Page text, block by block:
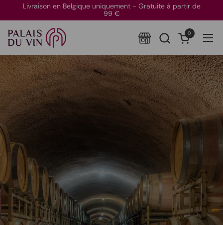
Passer au contenu
Livraison en Belgique uniquement - Gratuite à partir de
99 €
Ouvrir le
0